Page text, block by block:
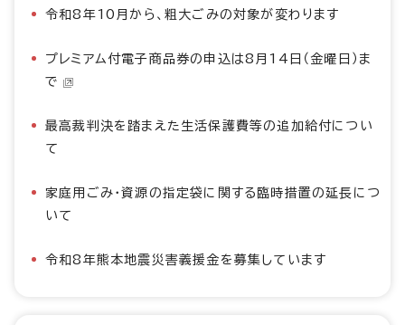
令和8年10月から、粗大ごみの対象が変わります
プレミアム付電子商品券の申込は8月14日（金曜日）ま
で
最高裁判決を踏まえた生活保護費等の追加給付につい
て
家庭用ごみ・資源の指定袋に関する臨時措置の延長につ
いて
令和8年熊本地震災害義援金を募集しています